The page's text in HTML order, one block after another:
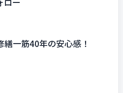
一筋40年の安心感！